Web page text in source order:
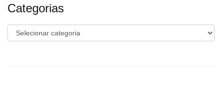
Categorias
Categorias